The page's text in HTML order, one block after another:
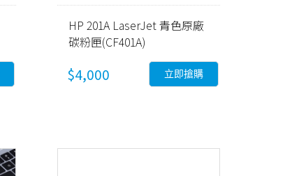
HP 201A LaserJet 青色原廠
碳粉匣(CF401A)
$4,000 立即搶購